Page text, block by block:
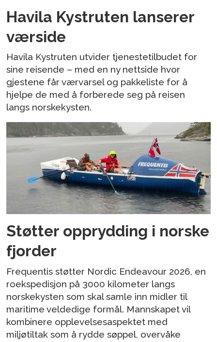
Havila Kystruten lanserer
værside
Havila Kystruten utvider tjenestetilbudet for
sine reisende – med en ny nettside hvor
gjestene får værvarsel og pakkeliste for å
hjelpe de med å forberede seg på reisen
langs norskekysten.
Støtter opprydding i norske
fjorder
Frequentis støtter Nordic Endeavour 2026, en
roekspedisjon på 3000 kilometer langs
norskekysten som skal samle inn midler til
maritime veldedige formål. Mannskapet vil
kombinere opplevelsesaspektet med
miljøtiltak som å rydde søppel, overvåke